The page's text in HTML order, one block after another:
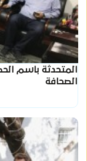
المتحدثة باسم
الصحافة